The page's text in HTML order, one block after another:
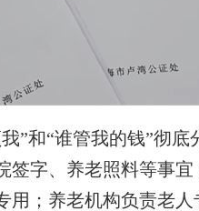
和“谁管我的钱”彻底
签字、养老照料等事
；养老机构负责老人